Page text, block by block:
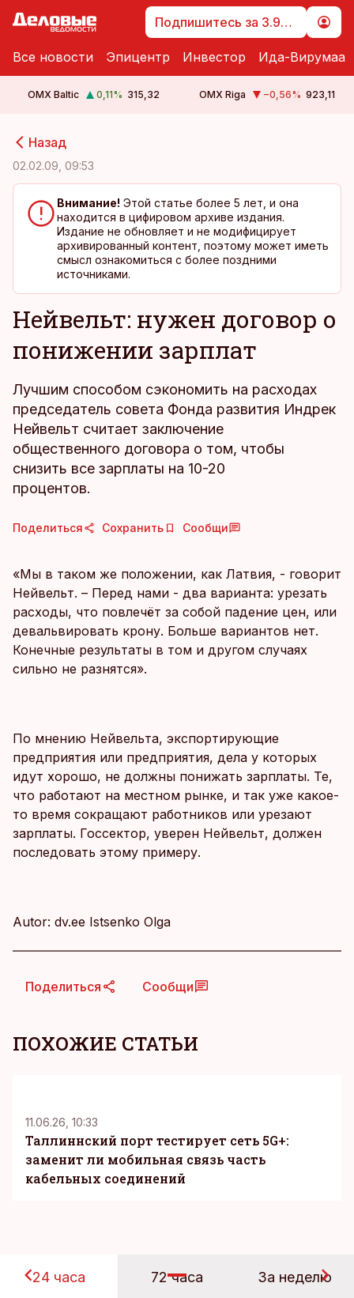
Подпишитесь за 3.99 €
Все новости Эпицентр Инвестор Ида-Вирумаа
OMX Baltic 0,11% 315,32 OMX Riga −0,56% 923,11
Назад
02.02.09, 09:53
Внимание! Этой статье более 5 лет, и она
находится в цифировом архиве издания.
Издание не обновляет и не модифицирует
архивированный контент, поэтому может иметь
смысл ознакомиться с более поздними
источниками.
Нейвельт: нужен договор о
понижении зарплат
Лучшим способом сэкономить на расходах
председатель совета Фонда развития Индрек
Нейвельт считает заключение
общественного договора о том, чтобы
снизить все зарплаты на 10-20
процентов.
Поделиться Сохранить Сообщи
«Мы в таком же положении, как Латвия, - говорит
Нейвельт. – Перед нами - два варианта: урезать
расходы, что повлечёт за собой падение цен, или
девальвировать крону. Больше вариантов нет.
Конечные результаты в том и другом случаях
сильно не разнятся».
По мнению Нейвельта, экспортирующие
предприятия или предприятия, дела у которых
идут хорошо, не должны понижать зарплаты. Те,
что работают на местном рынке, и так уже какое-
то время сокращают работников или урезают
зарплаты. Госсектор, уверен Нейвельт, должен
последовать этому примеру.
Autor: dv.ee Istsenko Olga
Поделиться Сообщи
ПОХОЖИЕ СТАТЬИ
11.06.26, 10:33
Таллиннский порт тестирует сеть 5G+:
заменит ли мобильная связь часть
кабельных соединений
24 часа 72 часа За неделю